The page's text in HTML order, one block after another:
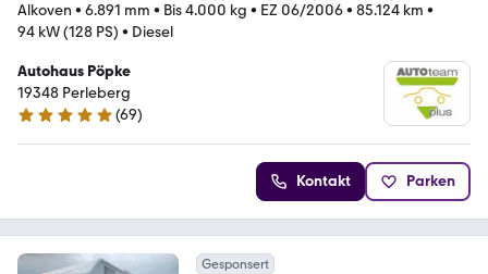
Alkoven • 6.891 mm • Bis 4.000 kg • EZ 06/2006• 85.124 km •
94 kW (128 PS) • Diesel
Autohaus Pöpke
19348 Perleberg
5 Sterne
(69)
Kontakt Parken
Gesponsert